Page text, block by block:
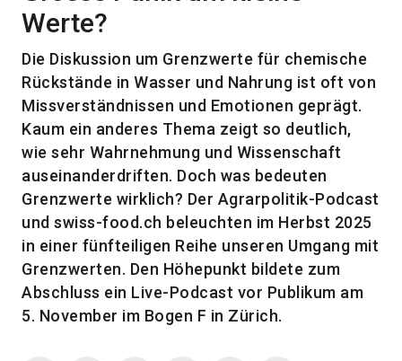
Werte?
Die Diskussion um Grenzwerte für chemische
Rückstände in Wasser und Nahrung ist oft von
Missverständnissen und Emotionen geprägt.
Kaum ein anderes Thema zeigt so deutlich,
wie sehr Wahrnehmung und Wissenschaft
auseinanderdriften. Doch was bedeuten
Grenzwerte wirklich? Der Agrarpolitik-Podcast
und swiss-food.ch beleuchten im Herbst 2025
in einer fünfteiligen Reihe unseren Umgang mit
Grenzwerten. Den Höhepunkt bildete zum
Abschluss ein Live-Podcast vor Publikum am
5. November im Bogen F in Zürich.